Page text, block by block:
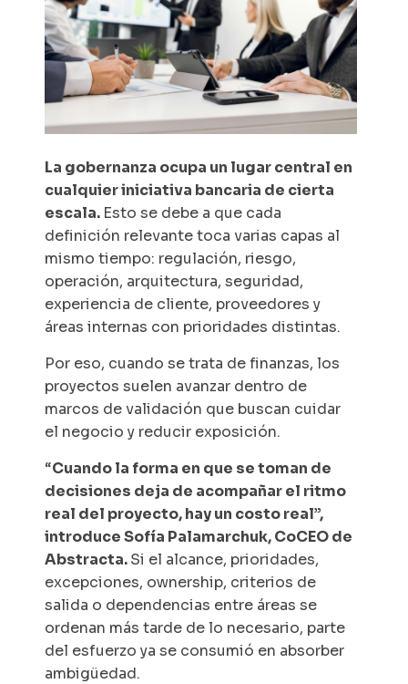
La gobernanza ocupa un lugar central en
cualquier iniciativa bancaria de cierta
escala. Esto se debe a que cada
definición relevante toca varias capas al
mismo tiempo: regulación, riesgo,
operación, arquitectura, seguridad,
experiencia de cliente, proveedores y
áreas internas con prioridades distintas.
Por eso, cuando se trata de finanzas, los
proyectos suelen avanzar dentro de
marcos de validación que buscan cuidar
el negocio y reducir exposición.
“Cuando la forma en que se toman de
decisiones deja de acompañar el ritmo
real del proyecto, hay un costo real”,
introduce Sofía Palamarchuk, CoCEO de
Abstracta.Si el alcance, prioridades,
excepciones, ownership, criterios de
salida o dependencias entre áreas se
ordenan más tarde de lo necesario, parte
del esfuerzo ya se consumió en absorber
ambigüedad.